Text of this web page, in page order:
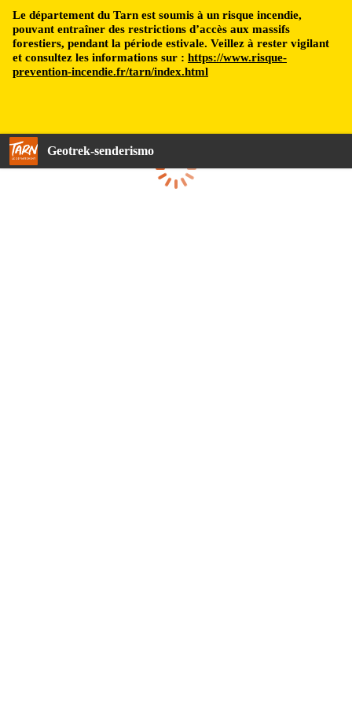
Le département du Tarn est soumis à un risque incendie,
pouvant entraîner des restrictions d’accès aux massifs
forestiers, pendant la période estivale. Veillez à rester vigilant
et consultez les informations sur : https://www.risque-
prevention-incendie.fr/tarn/index.html
Geotrek-senderismo
Cargando